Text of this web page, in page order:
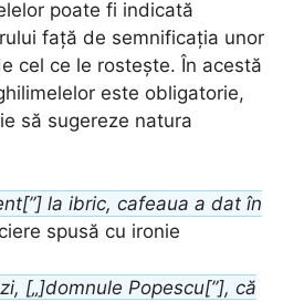
poate fi indicată
față de semnificația unor
cel ce le rostește. În acestă
este obligatorie,
să sugereze natura
la ibric, cafeaua a dat în
spusă cu ironie
[„]domnule Popescu[”], că